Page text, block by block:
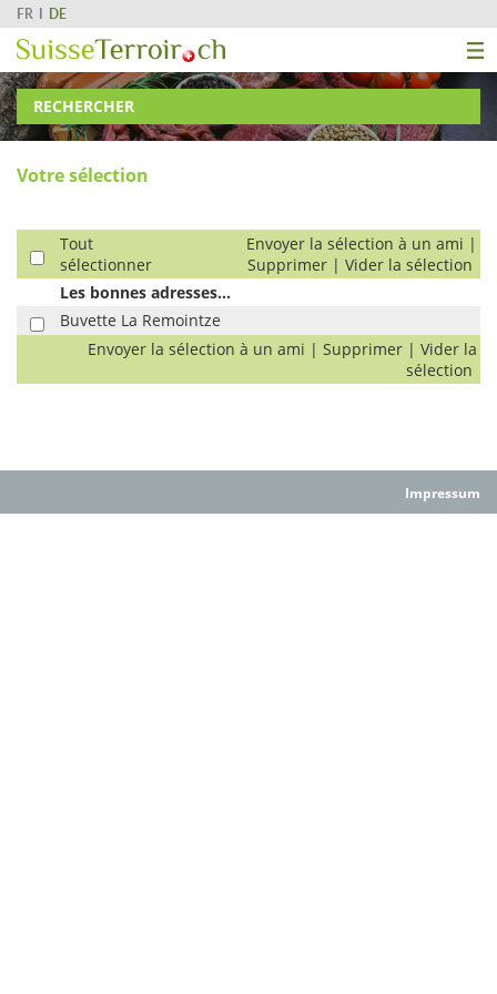
FR DE
RECHERCHER
Votre sélection
Tout
sélectionner
Envoyer la sélection à un ami |
Supprimer | Vider la sélection
Les bonnes adresses...
Buvette La Remointze
Envoyer la sélection à un ami | Supprimer | Vider la
sélection
Impressum